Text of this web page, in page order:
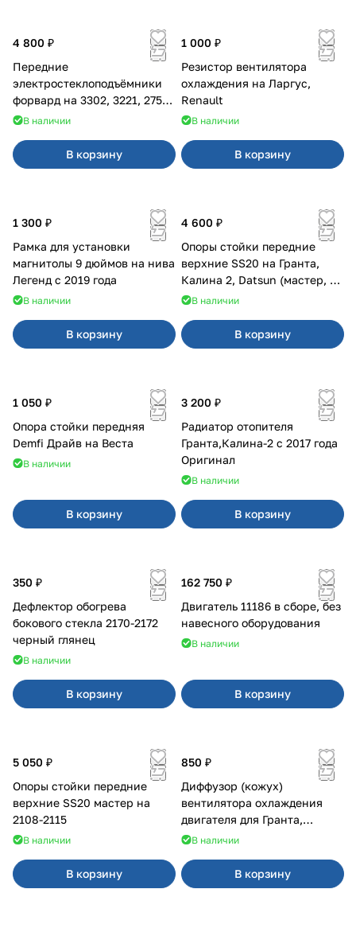
4 800 ₽
Передние
электростеклоподъёмники
форвард на 3302, 3221, 2752,
2217В наличии
В корзину
1 000 ₽
Резистор вентилятора
охлаждения на Ларгус,
Renault
В наличии
В корзину
1 300 ₽
Рамка для установки
магнитолы 9 дюймов на нива
Легенд с 2019 года
В наличии
В корзину
4 600 ₽
Опоры стойки передние
верхние SS20 на Гранта,
Калина 2, Datsun (мастер, с
ЭлУР, с подшипником) 2шт
В наличии
В корзину
1 050 ₽
Опора стойки передняя
Demfi Драйв на Веста
В наличии
В корзину
3 200 ₽
Радиатор отопителя
Гранта,Калина-2 с 2017 года
Оригинал
В наличии
В корзину
350 ₽
Дефлектор обогрева
бокового стекла 2170-2172
черный глянец
В наличии
В корзину
162 750 ₽
Двигатель 11186 в сборе, без
навесного оборудования
В наличии
В корзину
5 050 ₽
Опоры стойки передние
верхние SS20 мастер на
2108-2115
В наличии
В корзину
850 ₽
Диффузор (кожух)
вентилятора охлаждения
двигателя для Гранта,
Калина-2, Датсун нового
В наличии
В корзину